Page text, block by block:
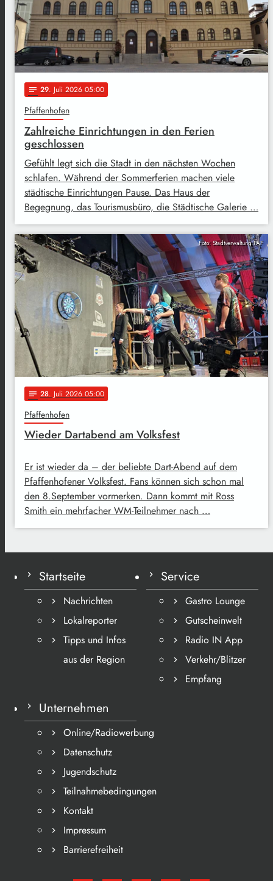
notes 29. Juli 2026 05:00
Pfaffenhofen
Zahlreiche Einrichtungen in den Ferien
geschlossen
Gefühlt legt sich die Stadt in den nächsten Wochen
schlafen. Während der Sommerferien machen viele
städtische Einrichtungen Pause. Das Haus der
Begegnung, das Tourismusbüro, die Städtische Galerie …
Foto: Stadtverwaltung PAF
notes 28. Juli 2026 05:00
Pfaffenhofen
Wieder Dartabend am Volksfest
Er ist wieder da – der beliebte Dart-Abend auf dem
Pfaffenhofener Volksfest. Fans können sich schon mal
den 8.September vormerken. Dann kommt mit Ross
Smith ein mehrfacher WM-Teilnehmer nach …
Startseite
Nachrichten
Lokalreporter
Tipps und Infos
aus der Region
Service
Gastro Lounge
Gutscheinwelt
Radio IN App
Verkehr/Blitzer
Empfang
Unternehmen
Online/Radiowerbung
Datenschutz
Jugendschutz
Teilnahmebedingungen
Kontakt
Impressum
Barrierefreiheit